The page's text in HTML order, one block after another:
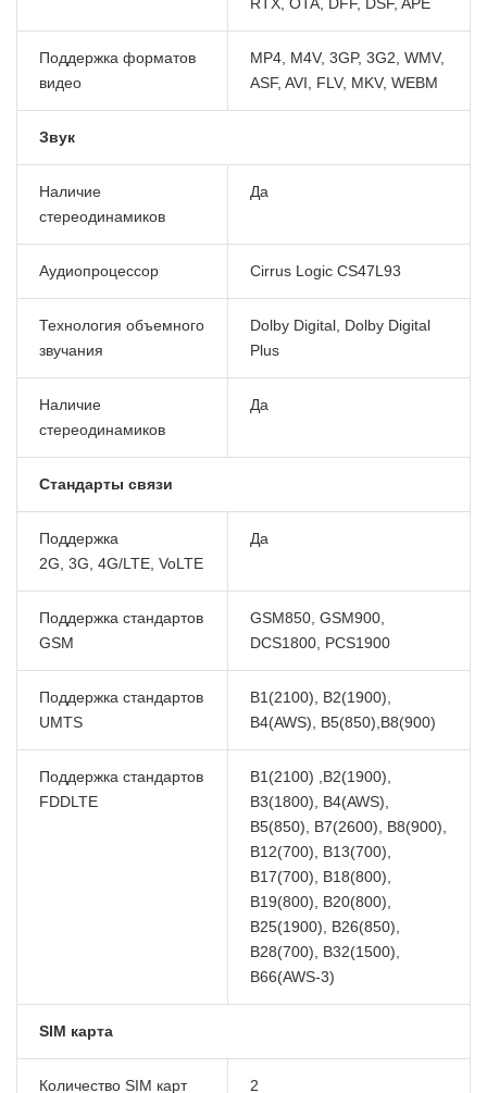
Поддержка форматов
видео
MP4, M4V, 3GP, 3G2, WMV,
ASF, AVI, FLV, MKV, WEBM
Звук
Наличие
стереодинамиков
Да
Аудиопроцессор Cirrus Logic CS47L93
Технология объемного
звучания
Dolby Digital, Dolby Digital
Plus
Наличие
стереодинамиков
Да
Стандарты связи
Поддержка
2G, 3G, 4G/LTE, VoLTE
Да
Поддержка стандартов
GSM
GSM850, GSM900,
DCS1800, PCS1900
Поддержка стандартов
UMTS
B1(2100), B2(1900),
B4(AWS), B5(850),B8(900)
Поддержка стандартов
FDDLTE
B1(2100) ,B2(1900),
B3(1800), B4(AWS),
B5(850), B7(2600), B8(900),
B12(700), B13(700),
B17(700), B18(800),
B19(800), B20(800),
B25(1900), B26(850),
B28(700), B32(1500),
B66(AWS-3)
SIM карта
Количество SIM карт 2